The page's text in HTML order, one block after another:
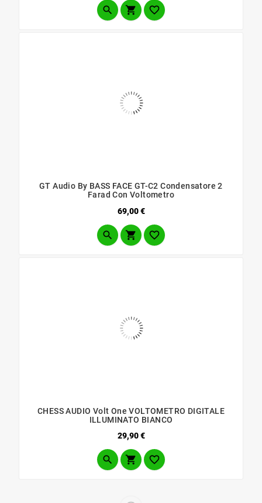
  
GT Audio By BASS FACE GT-C2 Condensatore 2
Farad Con Voltometro
69,00 €Prezzo
  
CHESS AUDIO Volt One VOLTOMETRO DIGITALE
ILLUMINATO BIANCO
29,90 €Prezzo
  